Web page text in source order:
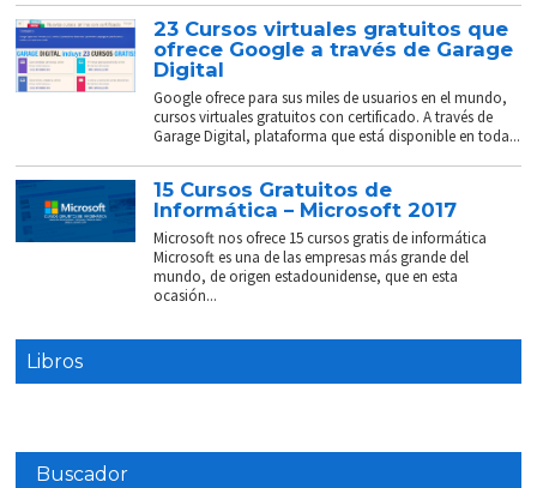
23 Cursos virtuales gratuitos que
ofrece Google a través de Garage
Digital
Google ofrece para sus miles de usuarios en el mundo,
cursos virtuales gratuitos con certificado. A través de
Garage Digital, plataforma que está disponible en toda...
15 Cursos Gratuitos de
Informática – Microsoft 2017
Microsoft nos ofrece 15 cursos gratis de informática
Microsoft es una de las empresas más grande del
mundo, de origen estadounidense, que en esta
ocasión...
Libros
Buscador